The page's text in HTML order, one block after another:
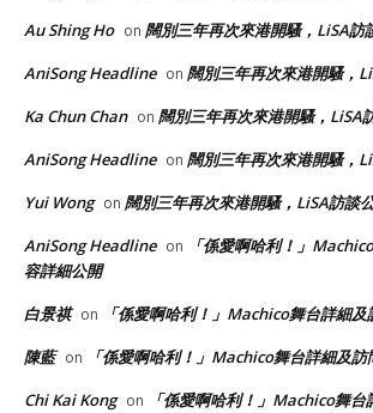
Au Shing Ho on 闊別三年再次來港開騷，LiSA訪
AniSong Headline on 闊別三年再次來港開騷，
Ka Chun Chan on 闊別三年再次來港開騷，LiSA
AniSong Headline on 闊別三年再次來港開騷，
Yui Wong on 闊別三年再次來港開騷，LiSA訪談
AniSong Headline on
「係愛啊哈利！」
容詳細公開
白景祺 on
「係愛啊哈利！」Machico舞台詳細
陳藍 on
「係愛啊哈利！」Machico舞台詳細及
Chi Kai Kong on
「係愛啊哈利！」Machico舞